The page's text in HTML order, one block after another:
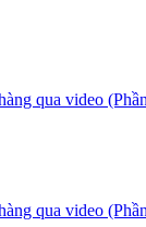
qua video
qua video